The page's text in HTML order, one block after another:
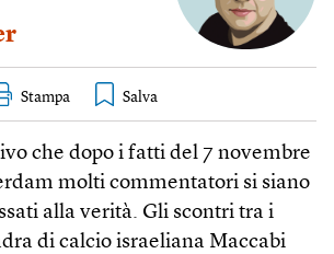
Stampa
che dopo i fatti del 7 novembre
molti commentatori si siano
alla verità. Gli scontri tra i
di calcio israeliana Maccabi